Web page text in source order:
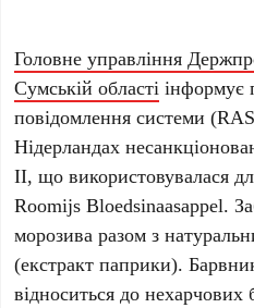
Головне управління
Сумській області інформує
повідомлення системи
Нідерландах
II, що використовувалася
Roomijs Bloedsinaasappel.
морозива разом з
(екстракт паприки).
відноситься до